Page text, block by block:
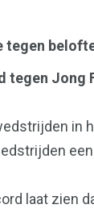
tegen
tegen Jong
in
laat zien